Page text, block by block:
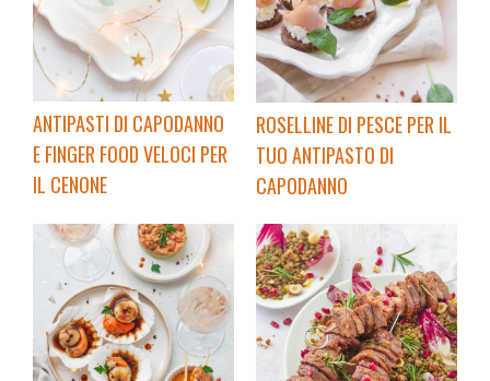
ANTIPASTI DI CAPODANNO
E FINGER FOOD VELOCI PER
IL CENONE
ROSELLINE DI PESCE PER IL
TUO ANTIPASTO DI
CAPODANNO